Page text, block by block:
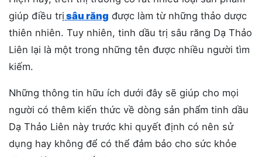
giúp điều trị sâu răng được làm từ những thảo dược
thiên nhiên. Tuy nhiên, tinh dầu trị sâu răng Dạ Thảo
Liên lại là một trong những tên được nhiều người tìm
kiếm.
Những thông tin hữu ích dưới đây sẽ giúp cho mọi
người có thêm kiến thức về dòng sản phẩm tinh dầu
Dạ Thảo Liên này trước khi quyết định có nên sử
dụng hay không để có thể đảm bảo cho sức khỏe